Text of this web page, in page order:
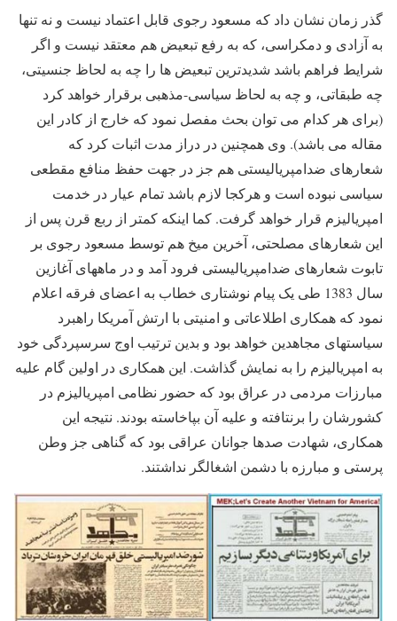
گذر زمان نشان داد که مسعود رجوی قابل اعتماد نیست و نه تنها
به آزادی و دمکراسی، که به رفع تبعیض هم معتقد نیست و اگر
شرایط فراهم باشد شدیدترین تبعیض ها را چه به لحاظ جنسیتی،
چه طبقاتی، و چه به لحاظ سیاسی-مذهبی برقرار خواهد کرد
(برای هر کدام می توان بحث مفصل نمود که خارج از کادر این
مقاله می باشد). وی همچنین در دراز مدت اثبات کرد که
شعارهای ضدامپریالیستی هم جز در جهت حفظ منافع مقطعی
سیاسی نبوده است و هرکجا لازم باشد تمام عیار در خدمت
امپریالیزم قرار خواهد گرفت. کما اینکه کمتر از ربع قرن پس از
این شعارهای مصلحتی، آخرین میخ هم توسط مسعود رجوی بر
تابوت شعارهای ضدامپریالیستی فرود آمد و در ماههای آغازین
سال 1383 طی یک پیام نوشتاری خطاب به اعضای فرقه اعلام
نمود که همکاری اطلاعاتی و امنیتی با ارتش آمریکا راهبرد
سیاستهای مجاهدین خواهد بود و بدین ترتیب اوج سرسپردگی خود
به امپریالیزم را به نمایش گذاشت. این همکاری در اولین گام علیه
مبارزات مردمی در عراق بود که حضور نظامی امپریالیزم در
کشورشان را برنتافته و علیه آن بپاخاسته بودند. نتیجه این
همکاری، شهادت صدها جوانان عراقی بود که گناهی جز وطن
پرستی و مبارزه با دشمن اشغالگر نداشتند.